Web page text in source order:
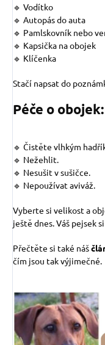
🔹 Vodítko
🔹 Autopás do auta
🔹 Pamlskovník nebo
🔹 Kapsička na obojek
🔹 Klíčenka
Stačí napsat do
Péče o obojek:
🔹 Čistěte vlhkým
🔹 Nežehlit.
🔹 Nesušit v sušičce.
🔹 Nepoužívat aviváž.
Vyberte si velikost a
ještě dnes. Váš pejsek
Přečtěte si také náš
čím jsou tak výjimečné.